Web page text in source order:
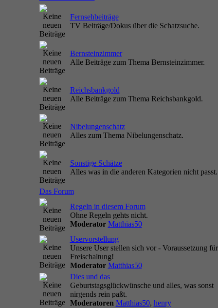
Fernsehbeiträge
TV Beiträge/Dokus über die Schatzsuche.
Bernsteinzimmer
Alle Beiträge zum Thema Bernsteinzimmer.
Reichsbankgold
Alle Beiträge zum Thema Reichsbankgold.
Nibelungenschatz
Alles zum Thema Nibelungenschatz.
Sonstige Schätze
Alles was in die anderen Kategorien nicht passt.
Das Forum
Regeln in diesem Forum
Ohne Regeln gehts nicht.
Moderator Matthias50
Uservorstellung
Unsere User stellen sich vor - Voraussetzung
Freischaltung!
Moderator Matthias50
Dies und das
Geburtstagsglückwünsche und alles, was sonst
nirgends rein paßt.
Moderatoren Matthias50, henry